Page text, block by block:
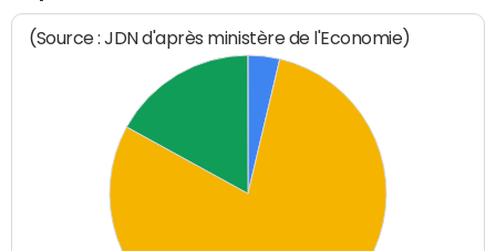
(Source : JDN d'après ministère de l'Economie)